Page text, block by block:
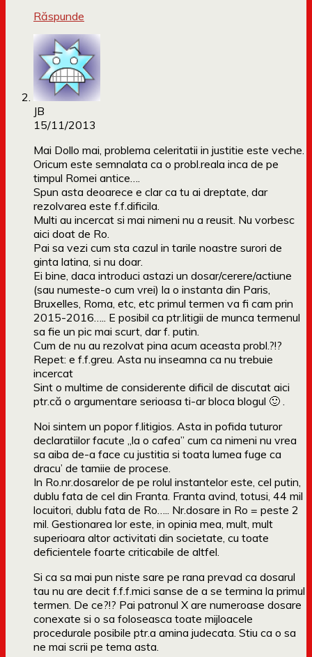
Răspunde
JB
15/11/2013
Mai Dollo mai, problema celeritatii in justitie este veche.
Oricum este semnalata ca o probl.reala inca de pe
timpul Romei antice….
Spun asta deoarece e clar ca tu ai dreptate, dar
rezolvarea este f.f.dificila.
Multi au incercat si mai nimeni nu a reusit. Nu vorbesc
aici doat de Ro.
Pai sa vezi cum sta cazul in tarile noastre surori de
ginta latina, si nu doar.
Ei bine, daca introduci astazi un dosar/cerere/actiune
(sau numeste-o cum vrei) la o instanta din Paris,
Bruxelles, Roma, etc, etc primul termen va fi cam prin
2015-2016….. E posibil ca ptr.litigii de munca termenul
sa fie un pic mai scurt, dar f. putin.
Cum de nu au rezolvat pina acum aceasta probl.?!?
Repet: e f.f.greu. Asta nu inseamna ca nu trebuie
incercat
Sint o multime de considerente dificil de discutat aici
ptr.că o argumentare serioasa ti-ar bloca blogul 🙂 .
Noi sintem un popor f.litigios. Asta in pofida tuturor
declaratiilor facute „la o cafea” cum ca nimeni nu vrea
sa aiba de-a face cu justitia si toata lumea fuge ca
dracu’ de tamiie de procese.
In Ro.nr.dosarelor de pe rolul instantelor este, cel putin,
dublu fata de cel din Franta. Franta avind, totusi, 44 mil
locuitori, dublu fata de Ro….. Nr.dosare in Ro = peste 2
mil. Gestionarea lor este, in opinia mea, mult, mult
superioara altor activitati din societate, cu toate
deficientele foarte criticabile de altfel.
Si ca sa mai pun niste sare pe rana prevad ca dosarul
tau nu are decit f.f.f.mici sanse de a se termina la primul
termen. De ce?!? Pai patronul X are numeroase dosare
conexate si o sa foloseasca toate mijloacele
procedurale posibile ptr.a amina judecata. Stiu ca o sa
ne mai scrii pe tema asta.